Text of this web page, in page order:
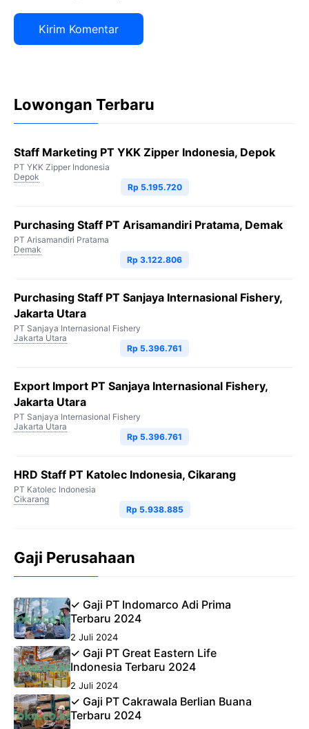
Lowongan Terbaru
Staff Marketing PT YKK Zipper Indonesia, Depok
PT YKK Zipper Indonesia
Depok
Rp 5.195.720
Purchasing Staff PT Arisamandiri Pratama, Demak
PT Arisamandiri Pratama
Demak
Rp 3.122.806
Purchasing Staff PT Sanjaya Internasional Fishery,
Jakarta Utara
PT Sanjaya Internasional Fishery
Jakarta Utara
Rp 5.396.761
Export Import PT Sanjaya Internasional Fishery,
Jakarta Utara
PT Sanjaya Internasional Fishery
Jakarta Utara
Rp 5.396.761
HRD Staff PT Katolec Indonesia, Cikarang
PT Katolec Indonesia
Cikarang
Rp 5.938.885
Gaji Perusahaan
✓ Gaji PT Indomarco Adi Prima
Terbaru 2024
2 Juli 2024
✓ Gaji PT Great Eastern Life
Indonesia Terbaru 2024
2 Juli 2024
✓ Gaji PT Cakrawala Berlian Buana
Terbaru 2024